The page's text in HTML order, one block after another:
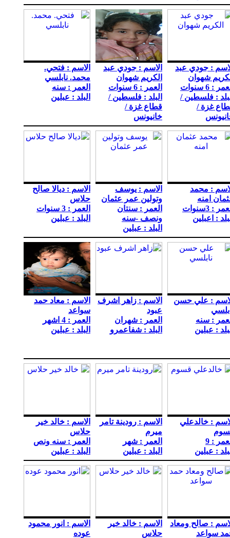
: جودي عبد
شهوان
: 6 سنوات
: فلسطين /
غزة /
الاسم : جودي عبد
الكريم شهوان
العمر : 6 سنوات
البلد : فلسطين /
قطاع غزة /
خانيونس
الاسم : فتحي.
محمد. نابلسي
العمر : سنه
البلد : عبلين
: محمد
امنه
: 3سنوات
: اعبلين
الاسم : يوسف
وتولين عمر عثمان
العمر : سنتان
ونصف -سنه
البلد : عبلين
الاسم : ديالا صالح
حلاس
العمر : 3 سنوات
البلد : عبلين
: علي حسن
: سنه
: عبلين
الاسم : زاهر اشرف
عبود
العمر : شهران
البلد : شفاعمرو
الاسم : معاد حمد
سواعد
العمر : 4 اشهر
البلد : عبلين
: خالدعلي
: 9
: عبلين
الاسم : رودينة تامر
ميرم
العمر : شهر
البلد : عبلين
الاسم : خالد خير
حلاس
العمر : سنه ونص
البلد : عبلين
: صالح ومعاد
سواعد
الاسم : خالد خير
حلاس
الاسم : انور محمود
عوده